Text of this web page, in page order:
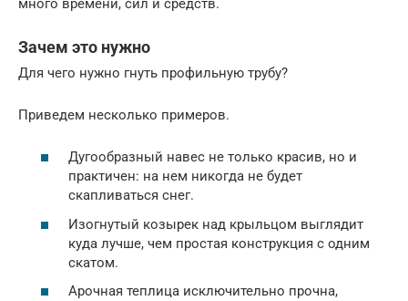
много времени, сил и средств.
Зачем это нужно
Для чего нужно гнуть профильную трубу?
Приведем несколько примеров.
Дугообразный навес не только красив, но и
практичен: на нем никогда не будет
скапливаться снег.
Изогнутый козырек над крыльцом выглядит
куда лучше, чем простая конструкция с одним
скатом.
Арочная теплица исключительно прочна,